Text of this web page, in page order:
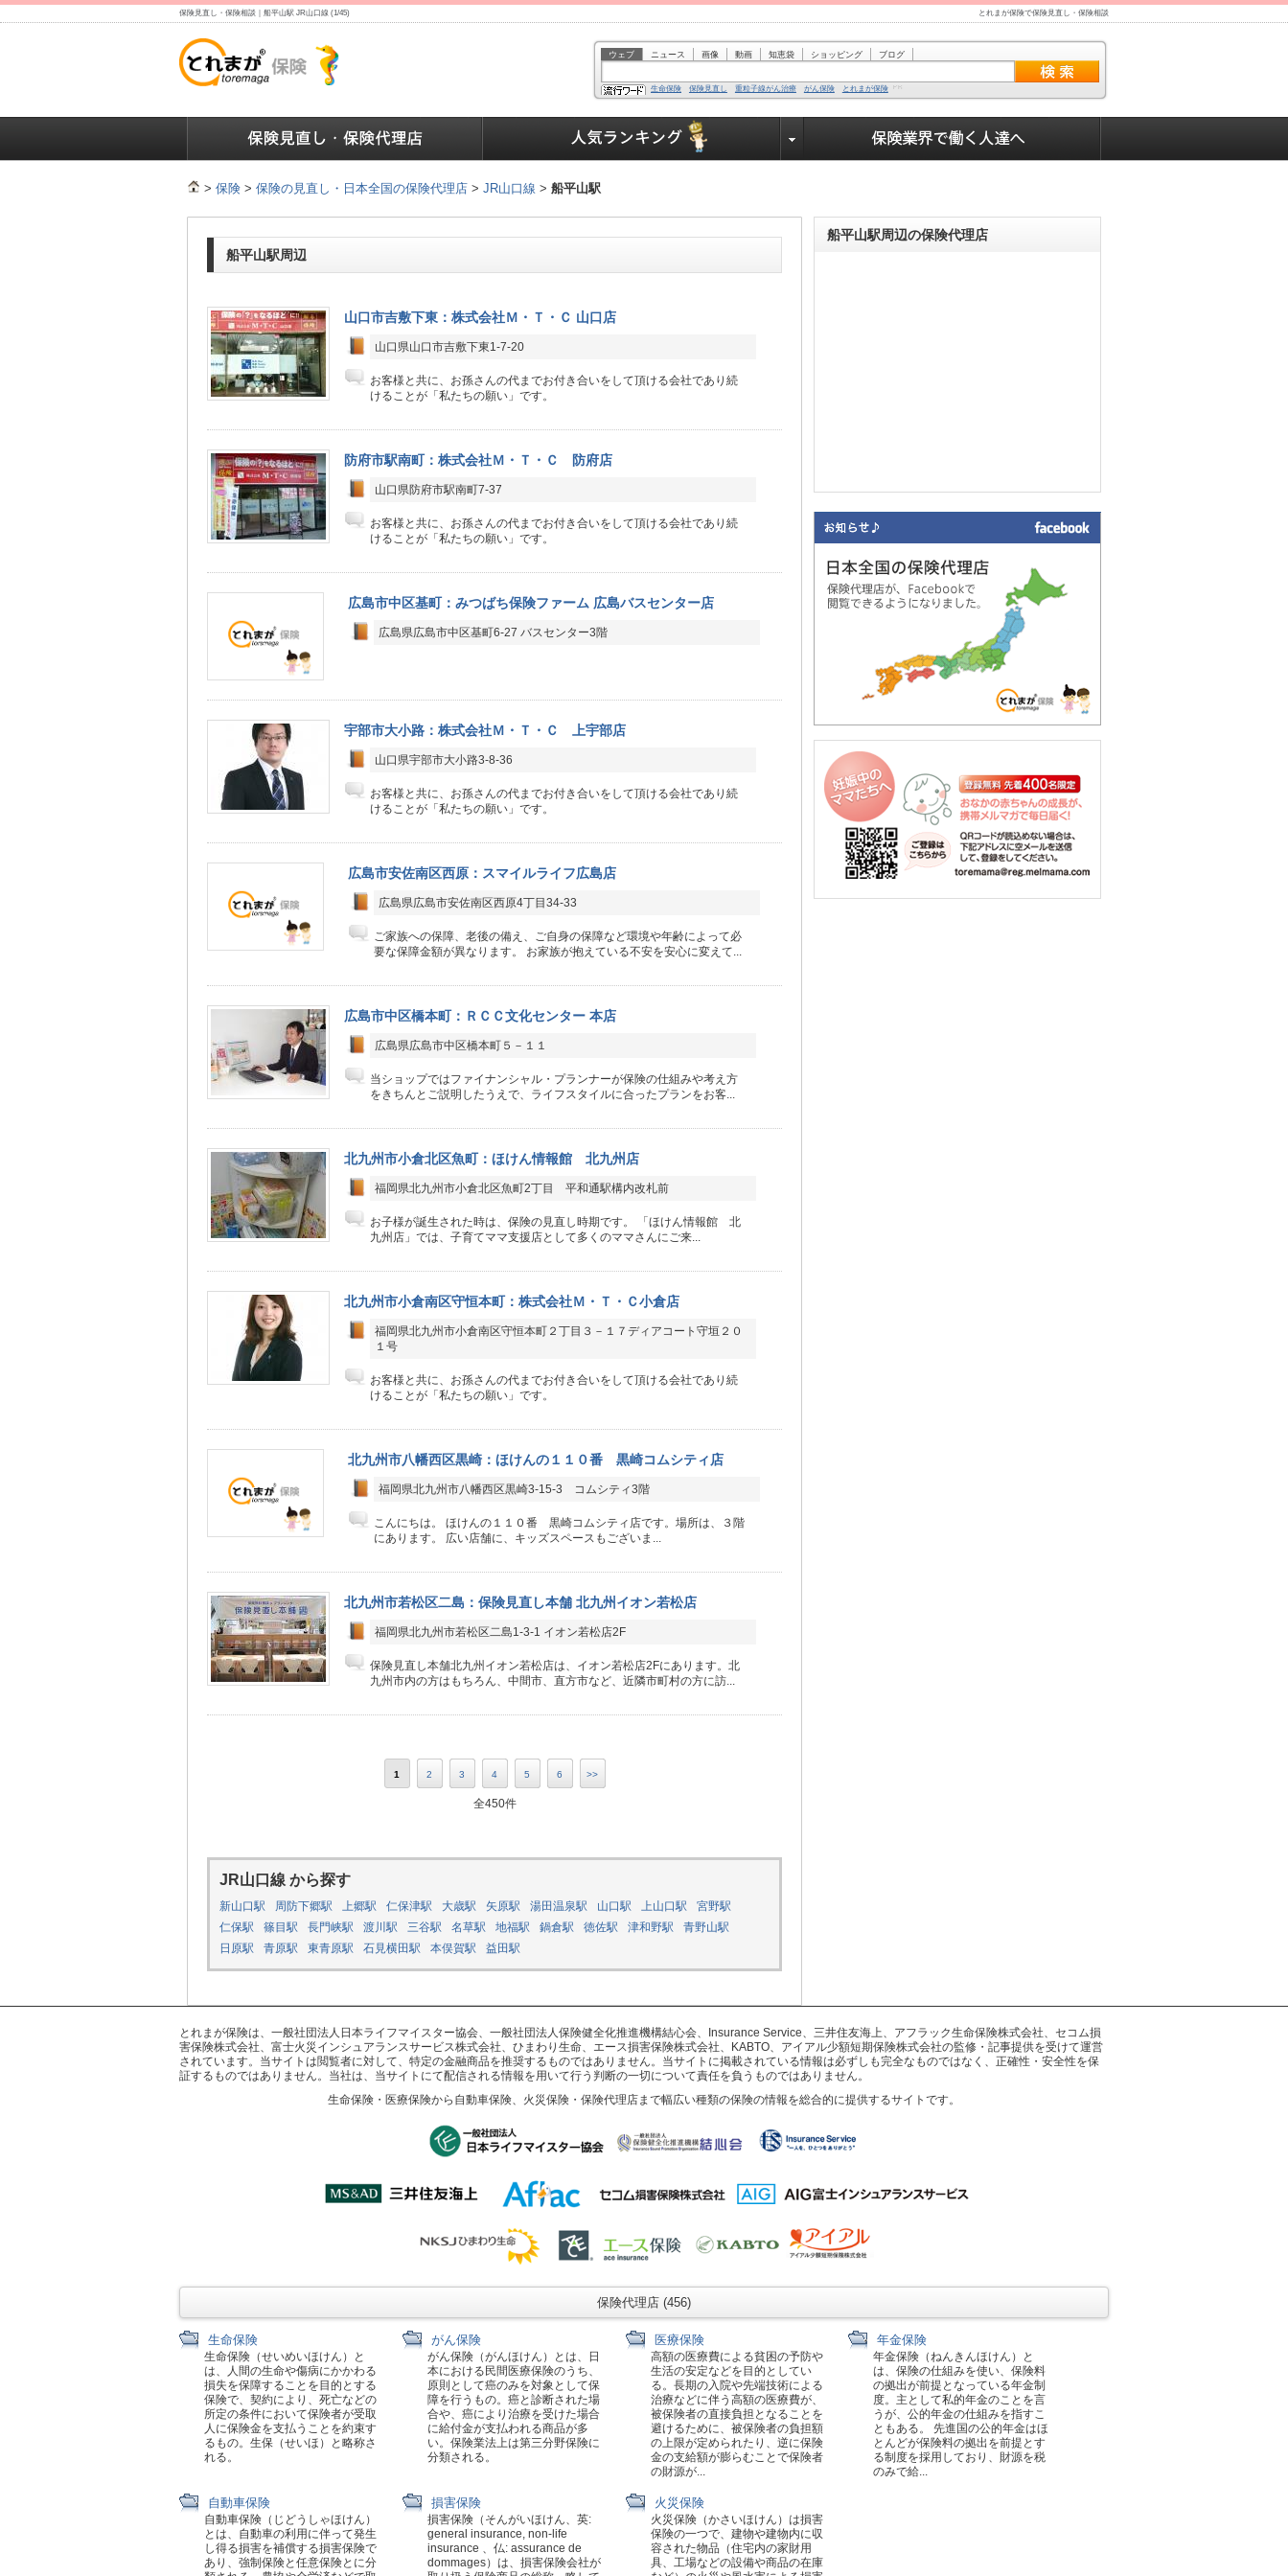
保険見直し・保険相談｜船平山駅 JR山口線 (1/45) とれまが保険で保険見直し・保険相談
ウェブ ニュース 画像 動画 知恵袋 ショッピング ブログ
生命保険 保険見直し 重粒子線がん治療 がん保険 とれまが保険
> 保険 > 保険の見直し・日本全国の保険代理店 > JR山口線 > 船平山駅
船平山駅周辺
山口市吉敷下東：株式会社Ｍ・Ｔ・Ｃ 山口店
山口県山口市吉敷下東1-7-20
お客様と共に、お孫さんの代までお付き合いをして頂ける会社であり続
けることが「私たちの願い」です。
防府市駅南町：株式会社Ｍ・Ｔ・Ｃ 防府店
山口県防府市駅南町7-37
お客様と共に、お孫さんの代までお付き合いをして頂ける会社であり続
けることが「私たちの願い」です。
広島市中区基町：みつばち保険ファーム 広島バスセンター店
広島県広島市中区基町6-27 バスセンター3階
宇部市大小路：株式会社Ｍ・Ｔ・Ｃ 上宇部店
山口県宇部市大小路3-8-36
お客様と共に、お孫さんの代までお付き合いをして頂ける会社であり続
けることが「私たちの願い」です。
広島市安佐南区西原：スマイルライフ広島店
広島県広島市安佐南区西原4丁目34-33
ご家族への保障、老後の備え、ご自身の保障など環境や年齢によって必
要な保障金額が異なります。 お家族が抱えている不安を安心に変えて...
広島市中区橋本町：ＲＣＣ文化センター 本店
広島県広島市中区橋本町５－１１
当ショップではファイナンシャル・プランナーが保険の仕組みや考え方
をきちんとご説明したうえで、ライフスタイルに合ったプランをお客...
北九州市小倉北区魚町：ほけん情報館 北九州店
福岡県北九州市小倉北区魚町2丁目 平和通駅構内改札前
お子様が誕生された時は、保険の見直し時期です。 「ほけん情報館 北
九州店」では、子育てママ支援店として多くのママさんにご来...
北九州市小倉南区守恒本町：株式会社Ｍ・Ｔ・Ｃ小倉店
福岡県北九州市小倉南区守恒本町２丁目３－１７ディアコート守垣２０
１号
お客様と共に、お孫さんの代までお付き合いをして頂ける会社であり続
けることが「私たちの願い」です。
北九州市八幡西区黒崎：ほけんの１１０番 黒崎コムシティ店
福岡県北九州市八幡西区黒崎3-15-3 コムシティ3階
こんにちは。 ほけんの１１０番 黒崎コムシティ店です。場所は、３階
にあります。 広い店舗に、キッズスペースもございま...
北九州市若松区二島：保険見直し本舗 北九州イオン若松店
福岡県北九州市若松区二島1-3-1 イオン若松店2F
保険見直し本舗北九州イオン若松店は、イオン若松店2Fにあります。北
九州市内の方はもちろん、中間市、直方市など、近隣市町村の方に訪...
1 2 3 4 5 6 >>
全450件
JR山口線 から探す
新山口駅 周防下郷駅 上郷駅 仁保津駅 大歳駅 矢原駅 湯田温泉駅 山口駅 上山口駅
宮野駅
仁保駅
篠目駅 長門峡駅 渡川駅 三谷駅 名草駅 地福駅 鍋倉駅 徳佐駅 津和野駅
青野山駅
日原駅
青原駅 東青原駅 石見横田駅 本俣賀駅 益田駅
船平山駅周辺の保険代理店
とれまが保険は、一般社団法人日本ライフマイスター協会、一般社団法人保険健全化推進機構結心会、Insurance Service、三井住友海上、アフラック生命保険株式会社、セコム損
害保険株式会社、富士火災インシュアランスサービス株式会社、ひまわり生命、エース損害保険株式会社、KABTO、アイアル少額短期保険株式会社の監修・記事提供を受けて運営
されています。当サイトは閲覧者に対して、特定の金融商品を推奨するものではありません。当サイトに掲載されている情報は必ずしも完全なものではなく、正確性・安全性を保
証するものではありません。当社は、当サイトにて配信される情報を用いて行う判断の一切について責任を負うものではありません。
生命保険・医療保険から自動車保険、火災保険・保険代理店まで幅広い種類の保険の情報を総合的に提供するサイトです。
保険代理店 (456)
生命保険
生命保険（せいめいほけん）と
は、人間の生命や傷病にかかわる
損失を保障することを目的とする
保険で、契約により、死亡などの
所定の条件において保険者が受取
人に保険金を支払うことを約束す
るもの。生保（せいほ）と略称さ
れる。
がん保険
がん保険（がんほけん）とは、日
本における民間医療保険のうち、
原則として癌のみを対象として保
障を行うもの。癌と診断された場
合や、癌により治療を受けた場合
に給付金が支払われる商品が多
い。保険業法上は第三分野保険に
分類される。
医療保険
高額の医療費による貧困の予防や
生活の安定などを目的としてい
る。長期の入院や先端技術による
治療などに伴う高額の医療費が、
被保険者の直接負担となることを
避けるために、被保険者の負担額
の上限が定められたり、逆に保険
金の支給額が膨らむことで保険者
の財源が...
年金保険
年金保険（ねんきんほけん）と
は、保険の仕組みを使い、保険料
の拠出が前提となっている年金制
度。主として私的年金のことを言
うが、公的年金の仕組みを指すこ
ともある。 先進国の公的年金はほ
とんどが保険料の拠出を前提とす
る制度を採用しており、財源を税
のみで給...
自動車保険
自動車保険（じどうしゃほけん）
とは、自動車の利用に伴って発生
し得る損害を補償する損害保険で
あり、強制保険と任意保険とに分
損害保険
損害保険（そんがいほけん、英:
general insurance, non-life
insurance 、仏: assurance de
dommages）は、損害保険会社が
火災保険
火災保険（かさいほけん）は損害
保険の一つで、建物や建物内に収
容された物品（住宅内の家財用
具、工場などの設備や商品の在庫